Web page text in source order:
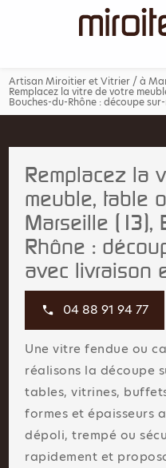
Artisan Miroitier et Vitrier / à
Remplacez la vitre de votre
Bouches-du-Rhône : découpe
Remplacez la
meuble, table
Marseille (13),
Rhône :
avec livraison
04 88 91 94 77
Une vitre fendue ou
réalisons la découpe
tables, vitrines,
formes et épaisseurs
dépoli, trempé ou
rapidement et
Panneau de gestion des